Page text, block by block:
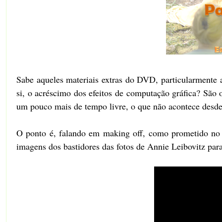
Sabe aqueles materiais extras do DVD,
si, o acréscimo dos efeitos de computação gráfica?
um pouco mais de tempo livre, o que não acontece
O ponto é, falando em making off, como prometido
imagens dos bastidores das fotos de Annie Leibovitz